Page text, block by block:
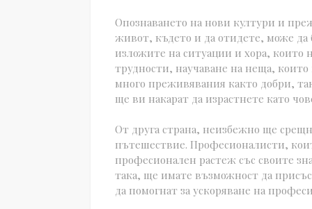
Опознаването на нови култури и
живот, където и да отидете, може да
изложите на ситуации и хора, които
трудности, научаване на неща, които
много преживявания както добри,
ще ви накарат да израстнете като
От друга страна, неизбежно ще
пътешествие. Професионалисти,
професионален растеж със своите
така, ще имате възможност да
да помогнат за ускоряване на